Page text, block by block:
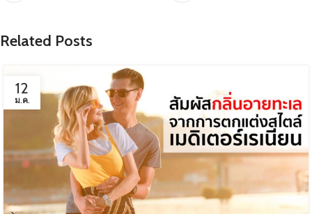
Related Posts
12
ม.ค.